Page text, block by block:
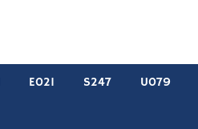
E021 S247 U079